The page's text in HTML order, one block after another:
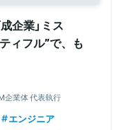
企業」ミス
ィフル”で、も
企業体 代表執行
エンジニア